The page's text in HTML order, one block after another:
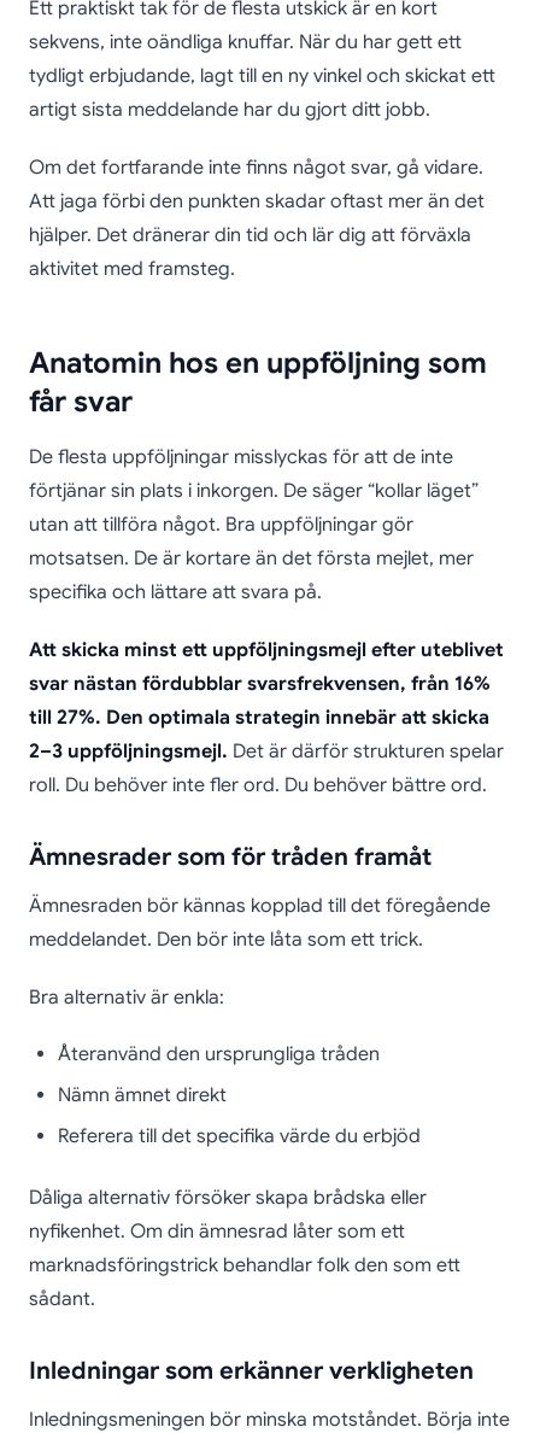
Ett praktiskt tak för de flesta utskick är en kort
sekvens, inte oändliga knuffar. När du har gett ett
tydligt erbjudande, lagt till en ny vinkel och skickat ett
artigt sista meddelande har du gjort ditt jobb.
Om det fortfarande inte finns något svar, gå vidare.
Att jaga förbi den punkten skadar oftast mer än det
hjälper. Det dränerar din tid och lär dig att förväxla
aktivitet med framsteg.
Anatomin hos en uppföljning som
får svar
De flesta uppföljningar misslyckas för att de inte
förtjänar sin plats i inkorgen. De säger “kollar läget”
utan att tillföra något. Bra uppföljningar gör
motsatsen. De är kortare än det första mejlet, mer
specifika och lättare att svara på.
Att skicka minst ett uppföljningsmejl efter uteblivet
svar nästan fördubblar svarsfrekvensen, från 16%
till 27%. Den optimala strategin innebär att skicka
2–3 uppföljningsmejl. Det är därför strukturen spelar
roll. Du behöver inte fler ord. Du behöver bättre ord.
Ämnesrader som för tråden framåt
Ämnesraden bör kännas kopplad till det föregående
meddelandet. Den bör inte låta som ett trick.
Bra alternativ är enkla:
Återanvänd den ursprungliga tråden
Nämn ämnet direkt
Referera till det specifika värde du erbjöd
Dåliga alternativ försöker skapa brådska eller
nyfikenhet. Om din ämnesrad låter som ett
marknadsföringstrick behandlar folk den som ett
sådant.
Inledningar som erkänner verkligheten
Inledningsmeningen bör minska motståndet. Börja inte